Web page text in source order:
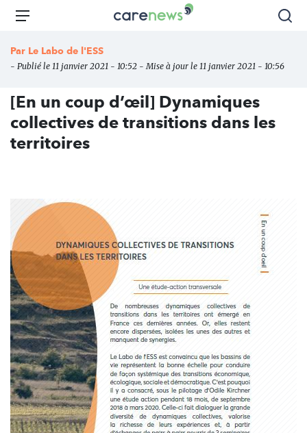
Aller
principal
Carenews,
des
de
l'engagement
Menu
Par Le Labo de l'ESS
- Publié le 11 janvier 2021 - 10:52 - Mise à jour le 11 janvier 2021 - 10:56
[En un coup d’œil] Dynamiques
collectives de transitions dans les
territoires